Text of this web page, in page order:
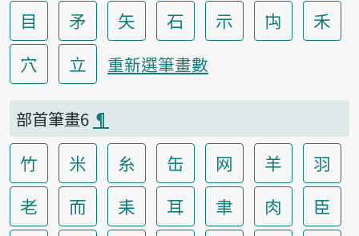
目
矛 矢 石 示 禸
禾
穴
立 重新選筆畫數
部首筆畫6 ¶
竹 米 糸 缶 网 羊
羽
老
而 耒 耳 聿 肉
臣